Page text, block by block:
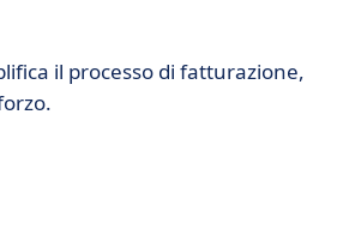
il processo di fatturazione,